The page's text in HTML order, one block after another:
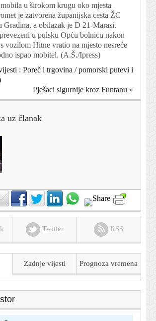
u širokom krugu oko mjesta
je zatvorena županijska cesta ŽC
Gradina, a obilazak je D 21-Marasi.
u pulsku Opću bolnicu nakon
vozilom Hitne vratio na mjesto nesreće
ispao mobitel. (A.Š./Ipress)
: Poreč i trgovina / pomorski putevi i
Pješaci sigurnije kroz Funtanu »
uz članak
Twitter RSS
Zadnje vijesti Prognoza vremena